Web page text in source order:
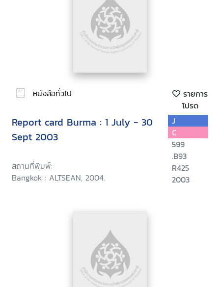
หนังสือทั่วไป
รายการ
โปรด
Report card Burma : 1 July - 30
Sept 2003
สถานที่พิมพ์:
Bangkok : ALTSEAN, 2004.
J
C
599
.B93
R425
2003